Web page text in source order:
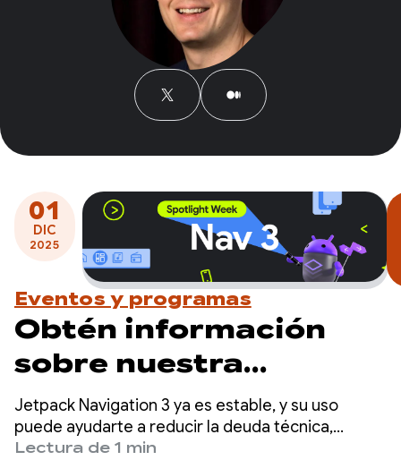
01
DIC
2025
Eventos y programas
Obtén información
sobre nuestra
biblioteca de Jetpack
Navigation más
Jetpack Navigation 3 ya es estable, y su uso
puede ayudarte a reducir la deuda técnica,
proporcionar una mejor separación de
Lectura de 1 min